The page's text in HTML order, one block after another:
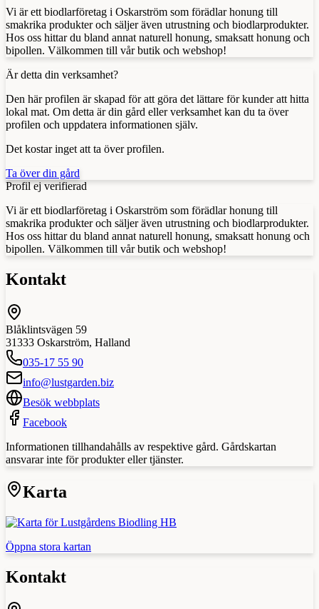
Vi är ett biodlarföretag i Oskarström som förädlar honung till
smakrika produkter och säljer även utrustning och biodlarprodukter.
Hos oss hittar du bland annat naturell honung, smaksatt honung och
bipollen. Välkommen till vår butik och webshop!
Är detta din verksamhet?
Den här profilen är skapad för att göra det lättare för kunder att hitta
lokal mat. Om detta är din gård eller verksamhet kan du ta över
profilen och uppdatera informationen själv.
Det kostar inget att ta över profilen.
Ta över din gård
Profil ej verifierad
Vi är ett biodlarföretag i Oskarström som förädlar honung till
smakrika produkter och säljer även utrustning och biodlarprodukter.
Hos oss hittar du bland annat naturell honung, smaksatt honung och
bipollen. Välkommen till vår butik och webshop!
Kontakt
Blåklintsvägen 59
31333 Oskarström, Halland
035-17 55 90
info@lustgarden.biz
Besök webbplats
Facebook
Informationen tillhandahålls av respektive gård. Gårdskartan
ansvarar inte för produkter eller tjänster.
Karta
Öppna stora kartan
Kontakt